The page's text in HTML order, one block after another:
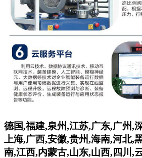
德国,福建,泉州,江苏,广东,广州,
上海,广西,安徽,贵州,海南,河北,
南,江西,内蒙古,山东,山西,四川,